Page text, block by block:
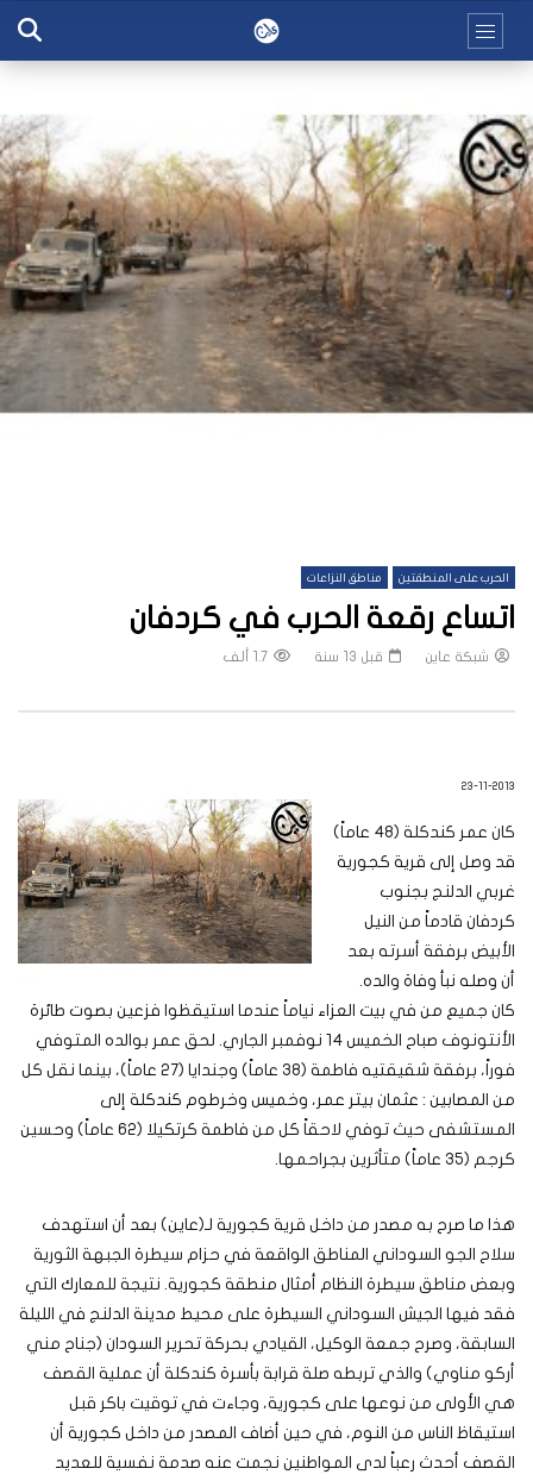
الحرب على المنطقتين مناطق النزاعات
اتساع رقعة الحرب في كردفان
شبكة عاين قبل 13 سنة 1.7 ألف
23-11-2013
كان عمر كندكلة (48 عاماً)
قد وصل إلى قرية كجورية
غربي الدلنج بجنوب
كردفان قادماً من النيل
الأبيض برفقة أسرته بعد
أن وصله نبأ وفاة والده.
كان جميع من في بيت العزاء نياماً عندما استيقظوا فزعين بصوت طائرة
الأنتونوف صباح الخميس 14 نوفمبر الجاري. لحق عمر بوالده المتوفي
فوراً، برفقة شقيقتيه فاطمة (38 عاماً) وجندايا (27 عاماً)، بينما نقل كل
من المصابين : عثمان بيتر عمر، وخميس وخرطوم كندكلة إلى
المستشفى حيث توفي لاحقاً كل من فاطمة كرتكيلا (62 عاماً) وحسين
كرجم (35 عاماً) متأثرين بجراحمها.
هذا ما صرح به مصدر من داخل قرية كجورية لـ(عاين) بعد أن استهدف
سلاح الجو السوداني المناطق الواقعة في حزام سيطرة الجبهة الثورية
وبعض مناطق سيطرة النظام أمثال منطقة كجورية. نتيجة للمعارك التي
فقد فيها الجيش السوداني السيطرة على محيط مدينة الدلنج في الليلة
السابقة، وصرح جمعة الوكيل، القيادي بحركة تحرير السودان (جناح مني
أركو مناوي) والذي تربطه صلة قرابة بأسرة كندكلة أن عملية القصف
هي الأولى من نوعها على كجورية، وجاءت في توقيت باكر قبل
استيقاظ الناس من النوم، في حين أضاف المصدر من داخل كجورية أن
القصف أحدث رعباً لدى المواطنين نجمت عنه صدمة نفسية للعديد